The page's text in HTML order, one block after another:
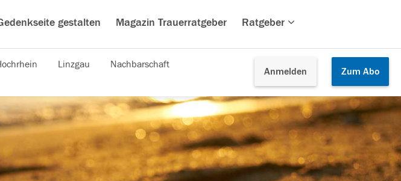
gestalten Magazin Trauerratgeber Ratgeber
Anmelden Zum Abo
Linzgau Nachbarschaft